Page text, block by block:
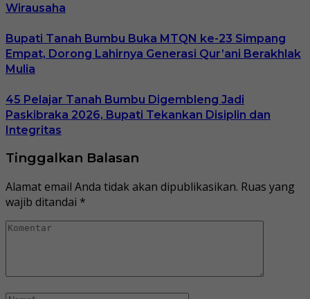
Wirausaha
Bupati Tanah Bumbu Buka MTQN ke-23 Simpang
Empat, Dorong Lahirnya Generasi Qur’ani Berakhlak
Mulia
45 Pelajar Tanah Bumbu Digembleng Jadi
Paskibraka 2026, Bupati Tekankan Disiplin dan
Integritas
Tinggalkan Balasan
Alamat email Anda tidak akan dipublikasikan. Ruas yang
wajib ditandai *